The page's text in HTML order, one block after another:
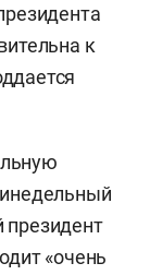
к
президент
«очень